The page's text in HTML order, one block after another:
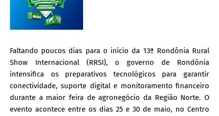
Faltando poucos dias para o início da 13ª Rondônia Rural
Show Internacional (RRSI), o governo de Rondônia
intensifica os preparativos tecnológicos para garantir
conectividade, suporte digital e monitoramento financeiro
durante a maior feira de agronegócio da Região Norte. O
evento acontece entre os dias 25 e 30 de maio, no Centro